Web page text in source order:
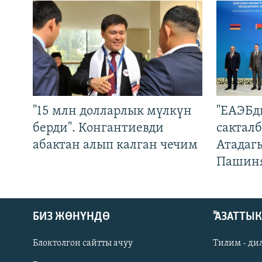
"15 млн долларлык мүлкүн
берди". Конгантиевди
абактан алып калган чечим
БИЗ ЖӨНҮНДӨ
Блоктолгон сайтты ачуу Тилим -